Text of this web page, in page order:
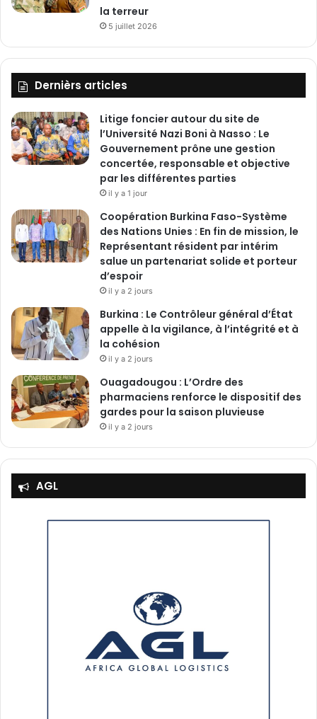
n
la terreur
5 juillet 2026
Dernièrs articles
Litige foncier autour du site de
l’Université Nazi Boni à Nasso : Le
Gouvernement prône une gestion
concertée, responsable et objective
par les différentes parties
il y a 1 jour
‎Coopération Burkina Faso-Système
des Nations Unies : En fin de mission, le
Représentant résident par intérim
salue un partenariat solide et porteur
d’espoir
il y a 2 jours
Burkina : Le Contrôleur général d’État
appelle à la vigilance, à l’intégrité et à
la cohésion
il y a 2 jours
Ouagadougou : L’Ordre des
pharmaciens renforce le dispositif des
gardes pour la saison pluvieuse
il y a 2 jours
AGL